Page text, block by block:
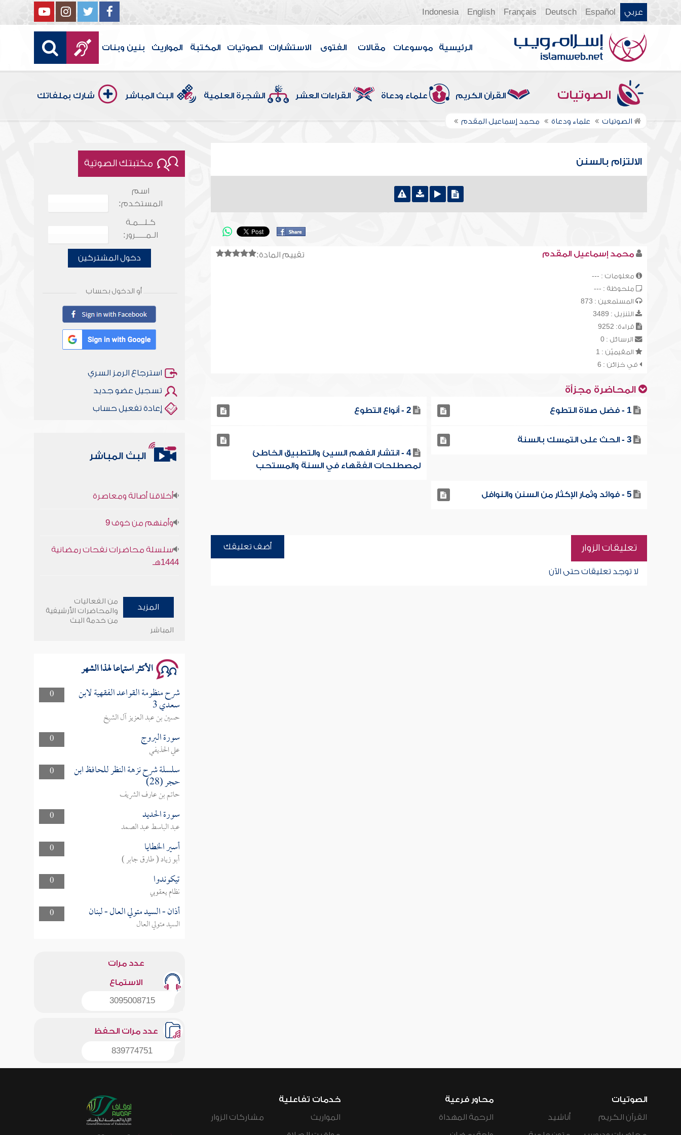
عربي Español
Deutsch
Français
English
Indonesia
الرئيسية موسوعات مقالات الفتوى الاستشارات الصوتيات المكتبة المواريث بنين وبنات
الصوتيات القرآن الكريم علماء ودعاة القراءات العشر الشجرة العلمية البث المباشر شارك بملفاتك
الصوتيات علماء ودعاة محمد إسماعيل المقدم
الالتزام بالسنن
تقييم المادة: محمد إسماعيل المقدم
معلومات : ---
ملحوظة : ---
المستمعين : 873
التنزيل : 3489
قراءة: 9252
الرسائل : 0
المقيميّن : 1
في خزائن : 6
المحاضرة مجزأة
1 - فضل صلاة التطوع 2 - أنواع التطوع
3 - الحث على التمسك بالسنة
4 - انتشار الفهم السيئ والتطبيق الخاطئ
لمصطلحات الفقهاء في السنة والمستحب
5 - فوائد وثمار الإكثار من السنن والنوافل
تعليقات الزوار أضف تعليقك
لا توجد تعليقات حتى الآن
مكتبتك الصوتية
اسم
المستخدم:
كـلـــمـة
الـمـــــرور:
دخول المشتركين
أو الدخول بحساب
استرجاع الرمز السري
تسجيل عضو جديد
إعادة تفعيل حساب
البث المباشر
1444هـ
وأمنهم من خوف 9
سلسلة محاضرات نفحات رمضانية
المزيد
من الفعاليات
والمحاضرات الأرشيفية
من خدمة البث
المباشر
الأكثر استماعا لهذا الشهر
0 شرح منظومة القواعد الفقهية لابن
سعدي 3
حسين بن عبد العزيز آل الشيخ
0
سورة البروج
علي الحذيفي
0
سلسلة شرح نزهة النظر للحافظ ابن
حجر (28)
حاتم بن عارف الشريف
0
سورة الحديد
عبد الباسط عبد الصمد
0
أسير الخطايا
أبو زياد ( طارق جابر )
0
تيكوندوا
نظام يعقوبي
0
أذان - السيد متولي العال - لبنان
السيد متولي العال
عدد مرات
الاستماع
3095008715
عدد مرات الحفظ
839774751
الصوتيات
القرآن الكريم
أناشيد
محاور فرعية
الرحمة المهداة
خدمات تفاعلية
المواريث
مشاركات الزوار